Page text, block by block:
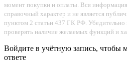
момент покупки и оплаты. Вся
справочный характер и не является
пунктом 2 статьи 437 ГК РФ.
проверять наличие желаемых функций и
Войдите в учётную запись, чтобы
ответе